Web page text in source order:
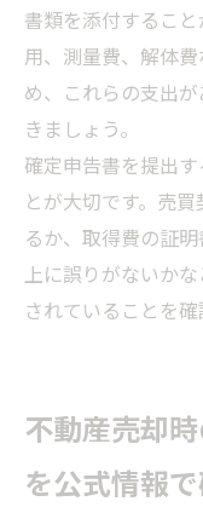
書類を添付するこ
用、測量費、解体
め、これらの支出
きましょう。
確定申告書を提出
とが大切です。売
るか、取得費の証
上に誤りがないか
されていることを確
不動産売却
を公式情報